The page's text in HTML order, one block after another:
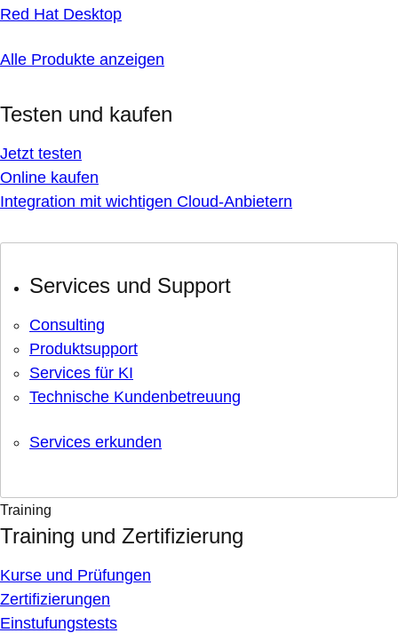
Red Hat Desktop
Alle Produkte anzeigen
Testen und kaufen
Jetzt testen
Online kaufen
Integration mit wichtigen Cloud-Anbietern
Services und Support
Consulting
Produktsupport
Services für KI
Technische Kundenbetreuung
Services erkunden
Training
Training und Zertifizierung
Kurse und Prüfungen
Zertifizierungen
Einstufungstests